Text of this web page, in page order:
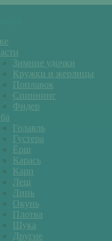
Зимние удочки
Кружки и жерлицы
Поплавок
Спиннинг
Фидер
Голавль
Густера
Ёрш
Карась
Карп
Лещ
Линь
Окунь
Плотва
Щука
Другие